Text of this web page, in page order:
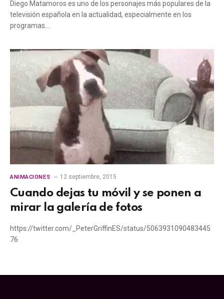
Diego Matamoros es uno de los personajes más populares de la
televisión española en la actualidad, especialmente en los
programas…
ANIMACIONES 12 septiembre, 2015
Cuando dejas tu móvil y se ponen a
mirar la galería de fotos
https://twitter.com/_PeterGriffinES/status/5063931090483445
76